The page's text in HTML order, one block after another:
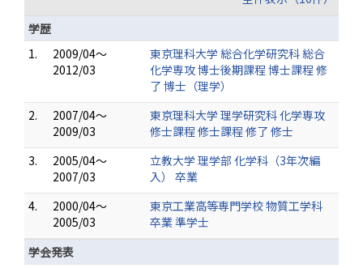
学歴
1.
2009/04～
2012/03
東京理科大学 総合化学研究科 総合
化学専攻 博士後期課程 博士課程 修
了 博士（理学）
2.
2007/04～
2009/03
東京理科大学 理学研究科 化学専攻
修士課程 修士課程 修了 修士
3.
2005/04～
2007/03
立教大学 理学部 化学科（3年次編
入） 卒業
4.
2000/04～
2005/03
東京工業高等専門学校 物質工学科
卒業 準学士
学会発表